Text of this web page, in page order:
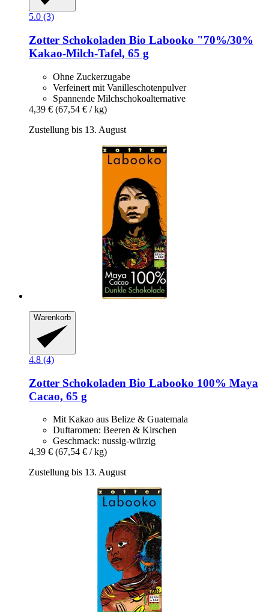
5.0 (3)
Zotter Schokoladen Bio Labooko "70%/30%
Kakao-​Milch-​Tafel, 65 g
Ohne Zuckerzugabe
Verfeinert mit Vanilleschotenpulver
Spannende Milchschokoalternative
4,39 € (67,54 € / kg)
Zustellung bis 13. August
Warenkorb
4.8 (4)
Zotter Schokoladen Bio Labooko 100% Maya
Cacao, 65 g
Mit Kakao aus Belize & Guatemala
Duftaromen: Beeren & Kirschen
Geschmack: nussig-würzig
4,39 € (67,54 € / kg)
Zustellung bis 13. August